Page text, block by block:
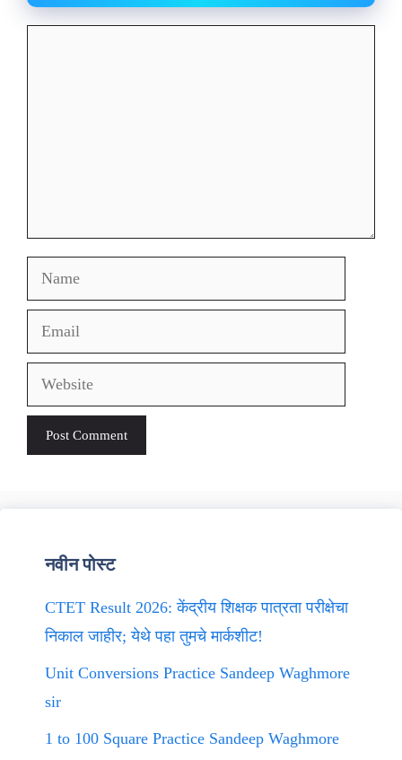
Name
Email
Website
नवीन पोस्ट
CTET Result 2026: केंद्रीय शिक्षक पात्रता परीक्षेचा
निकाल जाहीर; येथे पहा तुमचे मार्कशीट!
Unit Conversions Practice Sandeep Waghmore
sir
1 to 100 Square Practice Sandeep Waghmore